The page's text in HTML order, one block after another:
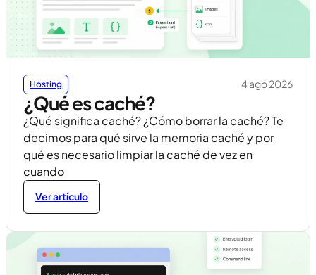
Hosting 4 ago 2026
¿Qué es caché?
¿Qué significa caché? ¿Cómo borrar la caché? Te
decimos para qué sirve la memoria caché y por
qué es necesario limpiar la caché de vez en
cuando
Ver artículo